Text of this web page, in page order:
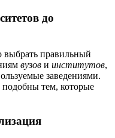
до
правильный
вузов и институтов,
заведениями.
подобны тем, которые